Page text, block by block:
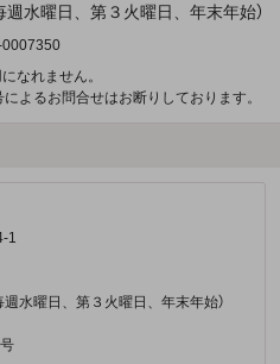
水曜日、第３火曜日、年末年始）
0007350
なれません。
よるお問合せはお断りしております。
1
水曜日、第３火曜日、年末年始）